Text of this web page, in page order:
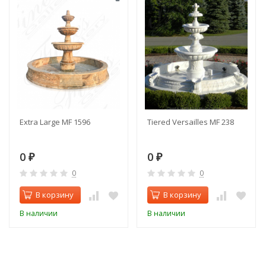
Extra Large MF 1596
0 ₽
0
В корзину
В наличии
Tiered Versailles MF 238
0 ₽
0
В корзину
В наличии